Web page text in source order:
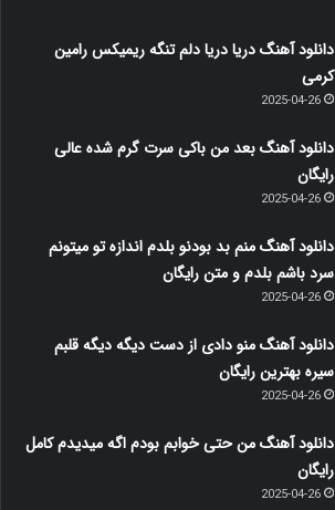
دانلود آهنگ دریا دریا دلم تنگه ریمیکس رامین
کرمی
2025-04-26
دانلود آهنگ بعد من باکی سرت گرم شده عالی
رایگان
2025-04-26
دانلود آهنگ منم بد بودنو بلدم اندازه تو میتونم
سرد باشم بلدم و متن رایگان
2025-04-26
دانلود آهنگ منو دادی از دست دیگه دیگه قلبم
سیره بهترین رایگان
2025-04-26
دانلود آهنگ من حتی خوابم بودم اگه میدیدم کامل
رایگان
2025-04-26